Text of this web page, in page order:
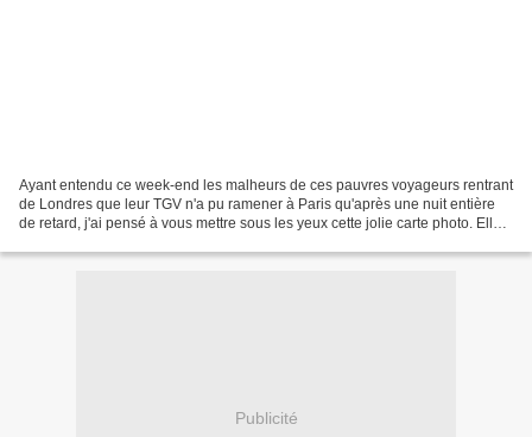
Ayant entendu ce week-end les malheurs de ces pauvres voyageurs rentrant
de Londres que leur TGV n'a pu ramener à Paris qu'après une nuit entière
de retard, j'ai pensé à vous mettre sous les yeux cette jolie carte photo. Elle
Publicité